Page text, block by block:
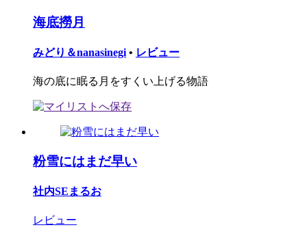
海底撈月
みどり＆nanasinegi • レビュー
海の底に眠る月をすくい上げる物語
粉雪にはまだ早い
社内SEまるお
レビュー